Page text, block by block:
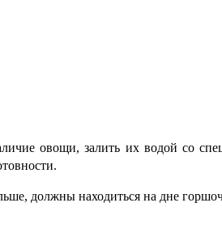
овощи, залить их водой со
должны находиться на дне